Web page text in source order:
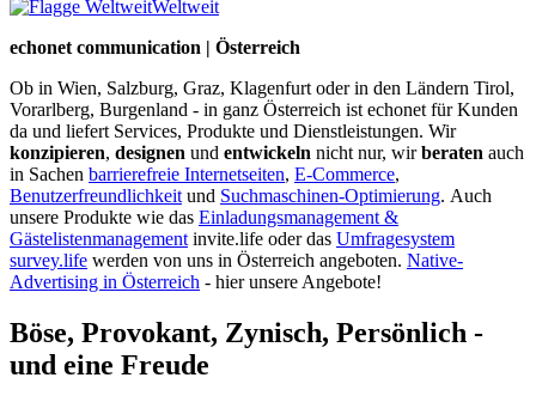
Weltweit
echonet communication | Österreich
Ob in Wien, Salzburg, Graz, Klagenfurt oder in den Ländern Tirol,
Vorarlberg, Burgenland - in ganz Österreich ist echonet für Kunden
da und liefert Services, Produkte und Dienstleistungen. Wir
konzipieren, designen und entwickeln nicht nur, wirberaten auch
in Sachen barrierefreie Internetseiten, E-Commerce,
Benutzerfreundlichkeit und Suchmaschinen-Optimierung. Auch
unsere Produkte wie das Einladungsmanagement &
Gästelistenmanagement invite.life oder das Umfragesystem
survey.life werden von uns in Österreich angeboten. Native-
Advertising in Österreich - hier unsere Angebote!
Böse, Provokant, Zynisch, Persönlich -
und eine Freude